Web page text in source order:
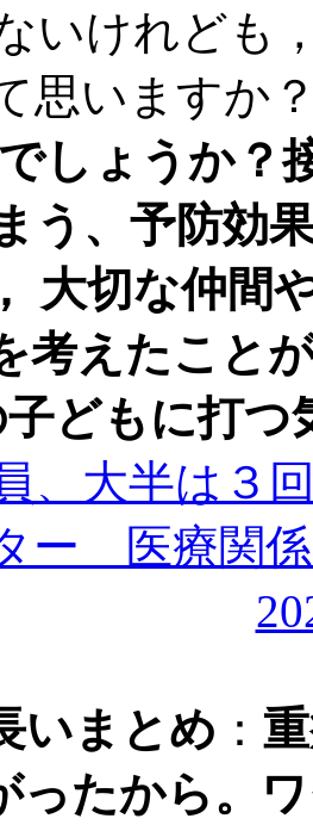
いけれども
思いますか
しょうか？
う、予防効
大切な仲間
考えたこと
どもに打つ
、大半は３
ー 医療関
いまとめ ：
ったから。